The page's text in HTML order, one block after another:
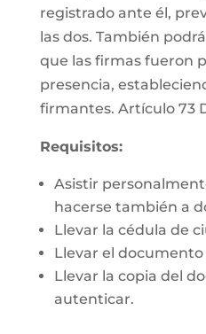
registrado ante él,
las dos. También
que las firmas fueron
presencia,
firmantes. Artículo 73
Requisitos:
Asistir
hacerse también a
Llevar la cédula de
Llevar el
Llevar la copia del
autenticar.